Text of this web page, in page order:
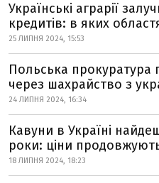
Українські аграрії
кредитів: в яких
25 ЛИПНЯ 2024, 15:53
Польська прокуратура
через шахрайство з
24 ЛИПНЯ 2024, 16:34
Кавуни в Україні
роки: ціни
18 ЛИПНЯ 2024, 18:23